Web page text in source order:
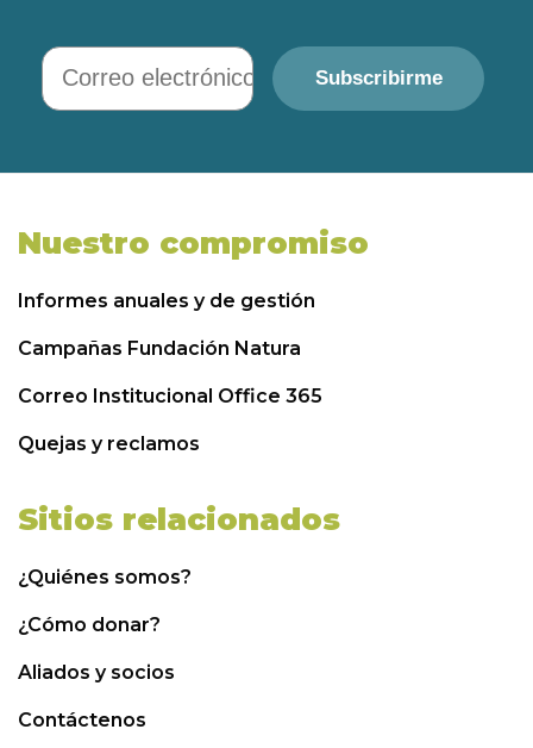
Correo electrónico
Subscribirme
Nuestro compromiso
Informes anuales y de gestión
Campañas Fundación Natura
Correo Institucional Office 365
Quejas y reclamos
Sitios relacionados
¿Quiénes somos?
¿Cómo donar?
Aliados y socios
Contáctenos